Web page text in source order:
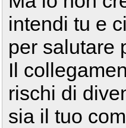
intendi tu e
per salutare
Il
rischi di
sia il tuo